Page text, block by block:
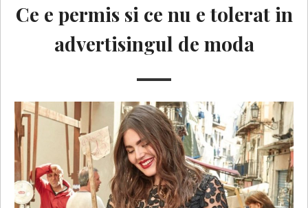
Ce e permis si ce nu e tolerat in
advertisingul de moda